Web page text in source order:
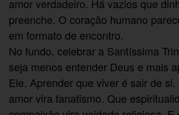
amor verdadeiro. Há vazios que
preenche. O coração humano
em formato de encontro.
No fundo, celebrar a Santíssima
seja menos entender Deus e mais
Ele. Aprender que viver é sair de
amor vira fanatismo. Que